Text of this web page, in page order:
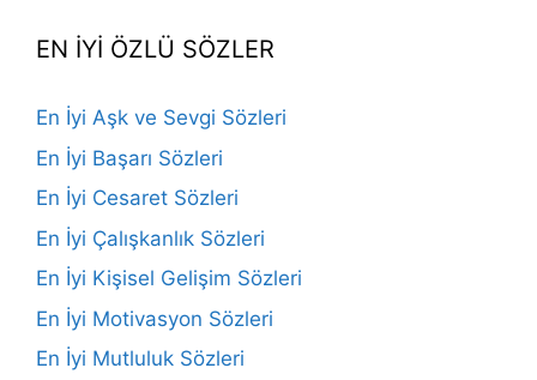
EN İYİ ÖZLÜ SÖZLER
En İyi Aşk ve Sevgi Sözleri
En İyi Başarı Sözleri
En İyi Cesaret Sözleri
En İyi Çalışkanlık Sözleri
En İyi Kişisel Gelişim Sözleri
En İyi Motivasyon Sözleri
En İyi Mutluluk Sözleri